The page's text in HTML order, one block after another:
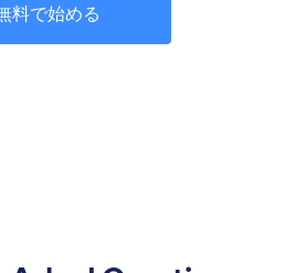
料で始める